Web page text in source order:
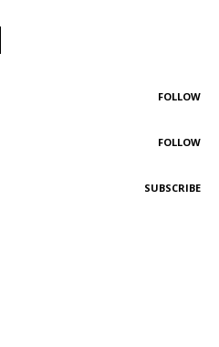
FOLLOW
FOLLOW
SUBSCRIBE